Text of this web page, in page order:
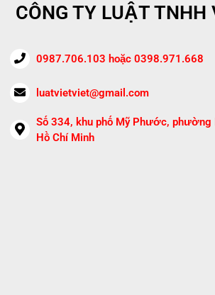
CÔNG TY LUẬT
0987.706.103 hoặc 0398.971.668
luatvietviet@gmail.com
Số 334, khu phố Mỹ Phước, phường
Hồ Chí Minh